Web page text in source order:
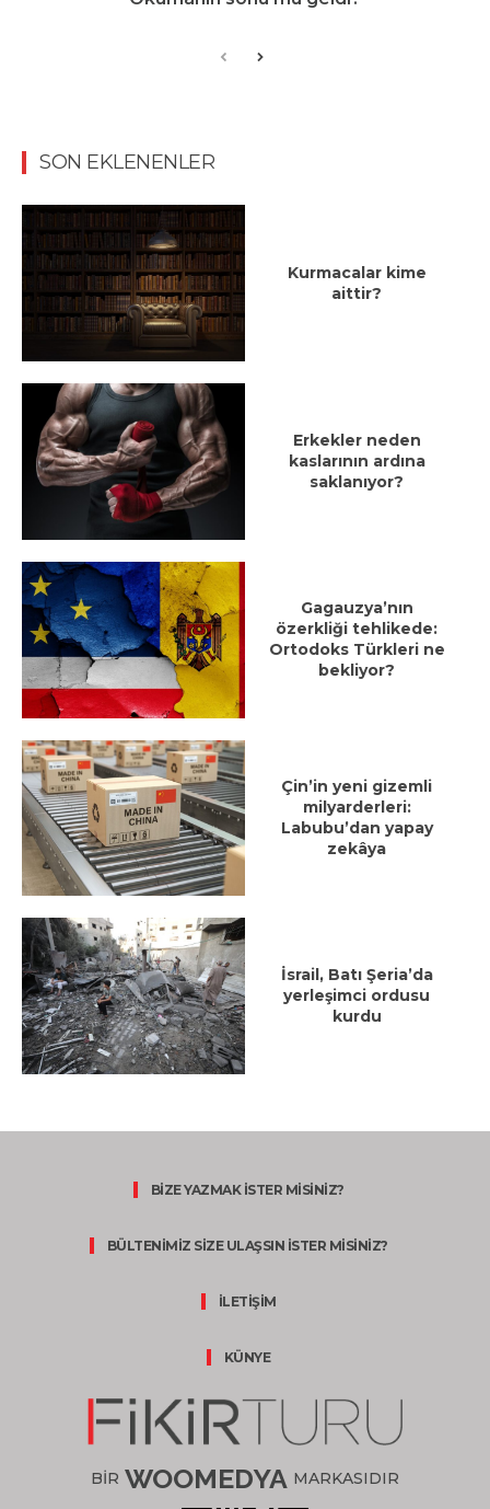
SON EKLENENLER
Kurmacalar kime
aittir?
Erkekler neden
kaslarının ardına
saklanıyor?
Gagauzya’nın
özerkliği tehlikede:
Ortodoks Türkleri ne
bekliyor?
Çin’in yeni gizemli
milyarderleri:
Labubu’dan yapay
zekâya
İsrail, Batı Şeria’da
yerleşimci ordusu
kurdu
BİZE YAZMAK İSTER MİSİNİZ?
BÜLTENİMİZ SİZE ULAŞSIN İSTER MİSİNİZ?
İLETİŞİM
KÜNYE
BİR WOOMEDYA MARKASIDIR